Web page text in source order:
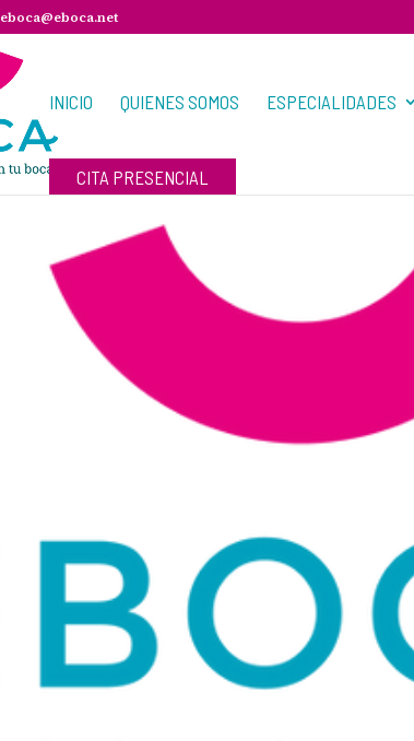
eboca@eboca.net
INICIO QUIENES SOMOS ESPECIALIDADES
CITA PRESENCIAL